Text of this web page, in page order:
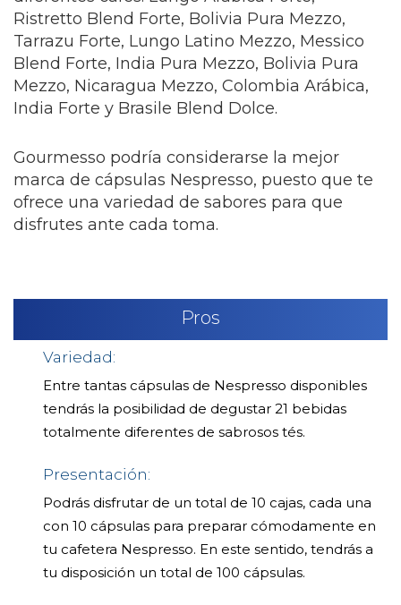
Ristretto Blend Forte, Bolivia Pura Mezzo,
Tarrazu Forte, Lungo Latino Mezzo, Messico
Blend Forte, India Pura Mezzo, Bolivia Pura
Mezzo, Nicaragua Mezzo, Colombia Arábica,
India Forte y Brasile Blend Dolce.
Gourmesso podría considerarse la mejor
marca de cápsulas Nespresso, puesto que te
ofrece una variedad de sabores para que
disfrutes ante cada toma.
Pros
Variedad:
Entre tantas cápsulas de Nespresso disponibles
tendrás la posibilidad de degustar 21 bebidas
totalmente diferentes de sabrosos tés.
Presentación:
Podrás disfrutar de un total de 10 cajas, cada una
con 10 cápsulas para preparar cómodamente en
tu cafetera Nespresso. En este sentido, tendrás a
tu disposición un total de 100 cápsulas.